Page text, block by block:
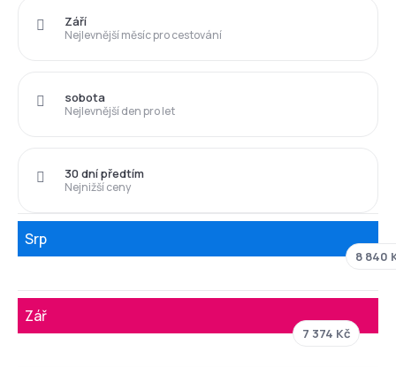
Nejlevnější měsíc pro cestování
Září
Nejlevnější den pro let
sobota
Nejnižší ceny
30 dní předtím
Srp
8 840
Zář
7 374 Kč